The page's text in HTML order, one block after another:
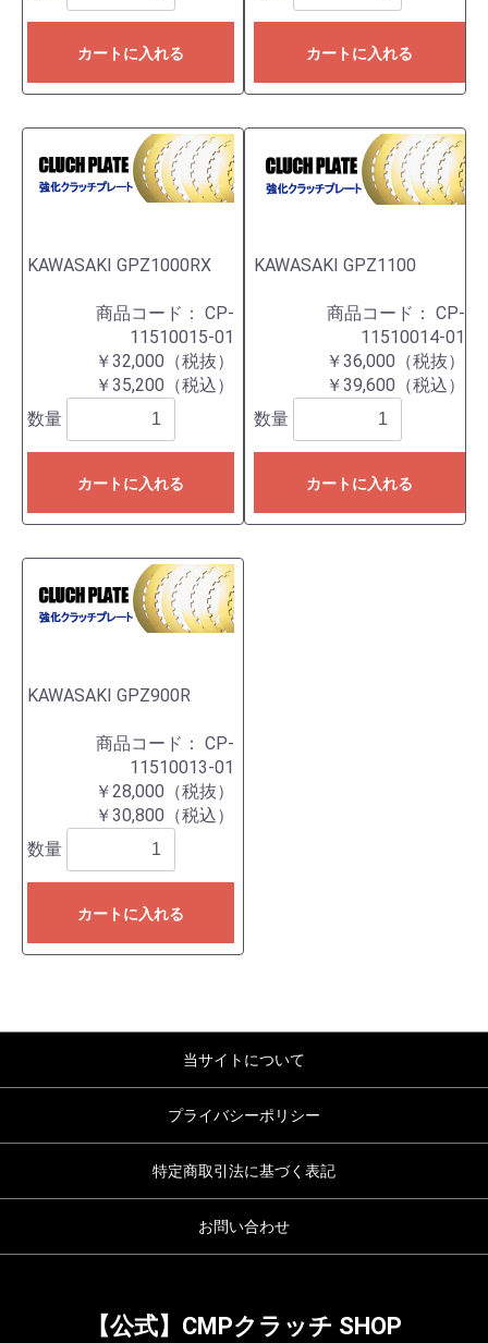
カートに入れる カートに入れる
KAWASAKI GPZ1000RX
商品コード： CP-
11510015-01
￥32,000（税抜）
￥35,200（税込）
数量
カートに入れる
KAWASAKI GPZ1100
商品コード： CP-
11510014-01
￥36,000（税抜）
￥39,600（税込）
数量
カートに入れる
KAWASAKI GPZ900R
商品コード： CP-
11510013-01
￥28,000（税抜）
￥30,800（税込）
数量
カートに入れる
当サイトについて
プライバシーポリシー
特定商取引法に基づく表記
お問い合わせ
【公式】CMPクラッチ SHOP